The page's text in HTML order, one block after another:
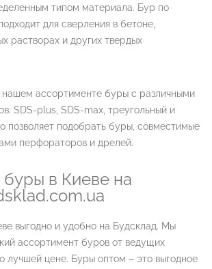
типом материала. Бур по
для сверления в бетоне,
растворах и других твердых
нашем ассортименте буры с различными
SDS-plus, SDS-max, треугольный и
позволяет подобрать буры, совместимые
перфораторов и дрелей.
буры в Киеве на
выгодно и удобно на Будсклад. Мы
ассортимент буров от ведущих
лучшей цене. Буры оптом – это выгодное